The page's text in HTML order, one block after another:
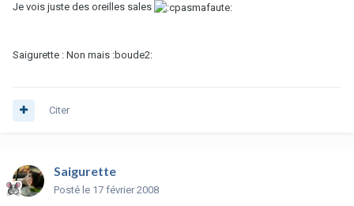
Je vois juste des oreilles sales
Saigurette : Non mais :boude2:
Citer
Saigurette
Posté le 17 février 2008